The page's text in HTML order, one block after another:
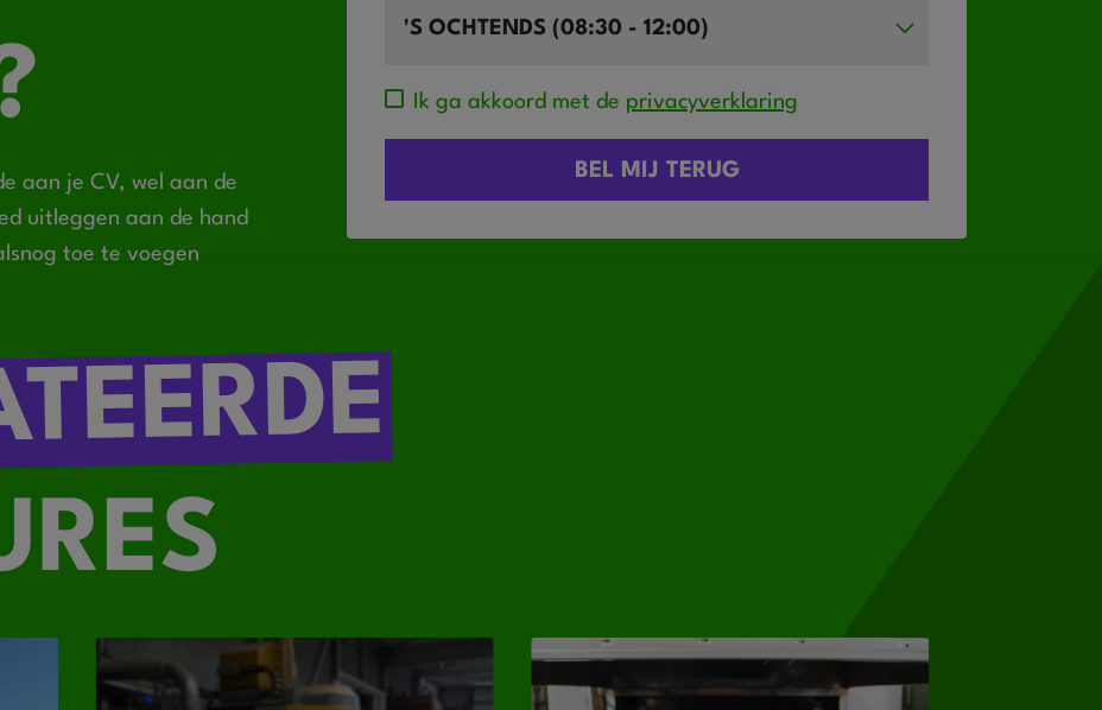
aan je CV, wel aan de
uitleggen aan de hand
toe te voegen
Ik ga akkoord met de privacyverklaring